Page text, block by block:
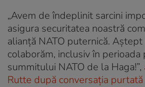
„Avem de îndeplinit sarcini
asigura securitatea noastră
alianță NATO puternică.
colaborăm, inclusiv în
summitului NATO de la Haga!”,
Rutte după conversația